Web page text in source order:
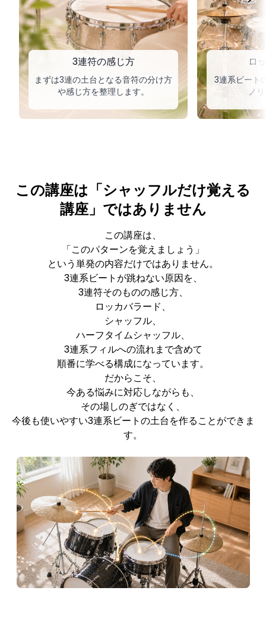
3連符の感じ方
まずは3連の土台となる音符の分け方
や感じ方を整理します。
ロ
3連系ビート
ノ
この講座は「シャッフルだけ覚える
講座」ではありません
この講座は、
「このパターンを覚えましょう」
という単発の内容だけではありません。
3連系ビートが跳ねない原因を、
3連符そのものの感じ方、
ロッカバラード、
シャッフル、
ハーフタイムシャッフル、
3連系フィルへの流れまで含めて
順番に学べる構成になっています。
だからこそ、
今ある悩みに対応しながらも、
その場しのぎではなく、
今後も使いやすい3連系ビートの土台を作ることができま
す。